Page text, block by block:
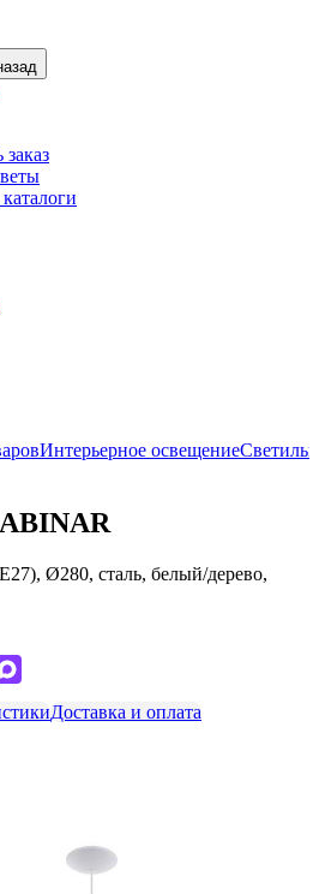
Интерьерное освещение
Ø280, сталь, белый/дерево,
Доставка и оплата